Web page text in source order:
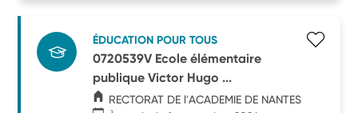
ÉDUCATION POUR TOUS
0720539V Ecole élémentaire
publique Victor Hugo ...
RECTORAT DE l'ACADEMIE DE NANTES